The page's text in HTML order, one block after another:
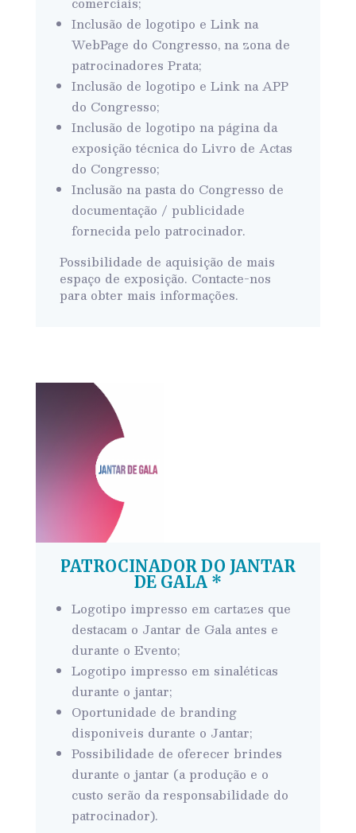
Inclusão de logotipo e Link na
WebPage do Congresso, na zona de
patrocinadores Prata;
Inclusão de logotipo e Link na APP
do Congresso;
Inclusão de logotipo na página da
exposição técnica do Livro de Actas
do Congresso;
Inclusão na pasta do Congresso de
documentação / publicidade
fornecida pelo patrocinador.
Possibilidade de aquisição de mais
espaço de exposição. Contacte-nos
para obter mais informações.
PATROCINADOR DO JANTAR
DE GALA *
Logotipo impresso em cartazes que
destacam o Jantar de Gala antes e
durante o Evento;
Logotipo impresso em sinaléticas
durante o jantar;
Oportunidade de branding
disponiveis durante o Jantar;
Possibilidade de oferecer brindes
durante o jantar (a produção e o
custo serão da responsabilidade do
patrocinador).